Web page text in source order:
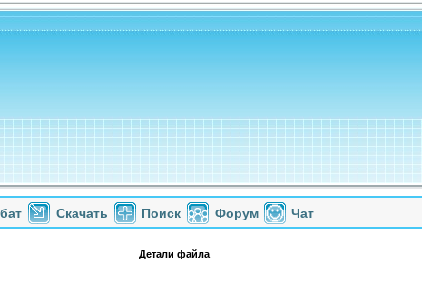
Скачать Поиск Форум Чат
Детали файла